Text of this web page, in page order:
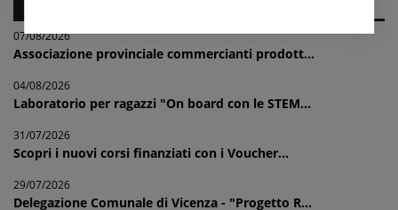
07/08/2026
Associazione provinciale commercianti prodott...
04/08/2026
Laboratorio per ragazzi "On board con le STEM...
31/07/2026
Scopri i nuovi corsi finanziati con i Voucher...
29/07/2026
Delegazione Comunale di Vicenza - "Progetto R...